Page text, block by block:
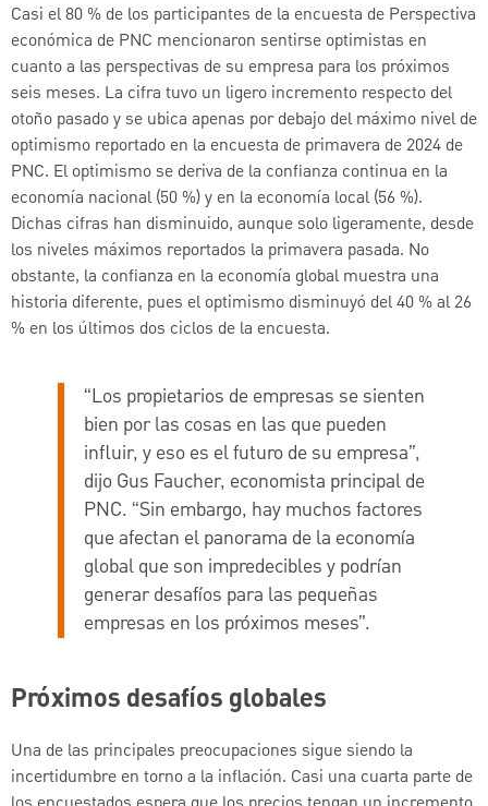
Casi el 80 % de los participantes de la encuesta de Perspectiva
económica de PNC mencionaron sentirse optimistas en
cuanto a las perspectivas de su empresa para los próximos
seis meses. La cifra tuvo un ligero incremento respecto del
otoño pasado y se ubica apenas por debajo del máximo nivel de
optimismo reportado en la encuesta de primavera de 2024 de
PNC. El optimismo se deriva de la confianza continua en la
economía nacional (50 %) y en la economía local (56 %).
Dichas cifras han disminuido, aunque solo ligeramente, desde
los niveles máximos reportados la primavera pasada. No
obstante, la confianza en la economía global muestra una
historia diferente, pues el optimismo disminuyó del 40 % al 26
% en los últimos dos ciclos de la encuesta.
“Los propietarios de empresas se sienten
bien por las cosas en las que pueden
influir, y eso es el futuro de su empresa”,
dijo Gus Faucher, economista principal de
PNC. “Sin embargo, hay muchos factores
que afectan el panorama de la economía
global que son impredecibles y podrían
generar desafíos para las pequeñas
empresas en los próximos meses”.
Próximos desafíos globales
Una de las principales preocupaciones sigue siendo la
incertidumbre en torno a la inflación. Casi una cuarta parte de